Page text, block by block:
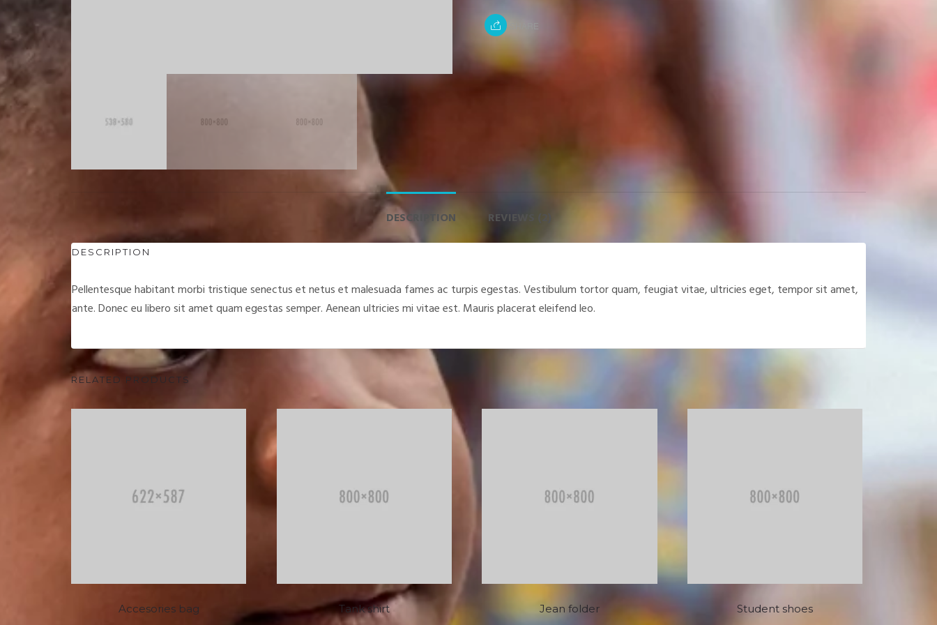
DESCRIPTION REVIEWS (2)
DESCRIPTION
Pellentesque habitant morbi tristique senectus et netus et malesuada fames ac turpis egestas. Vestibulum tortor quam, feugiat vitae, ultricies eget, tempor sit amet,
ante. Donec eu libero sit amet quam egestas semper. Aenean ultricies mi vitae est. Mauris placerat eleifend leo.
RELATED PRODUCTS
Accesories bag Tank shirt Jean folder Student shoes